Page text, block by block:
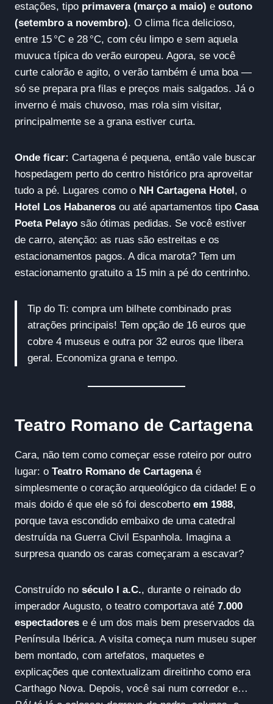
estações, tipo primavera (março a maio) e outono
(setembro a novembro). O clima fica delicioso,
entre 15 °C e 28 °C, com céu limpo e sem aquela
muvuca típica do verão europeu. Agora, se você
curte calorão e agito, o verão também é uma boa —
só se prepara pra filas e preços mais salgados. Já o
inverno é mais chuvoso, mas rola sim visitar,
principalmente se a grana estiver curta.
Onde ficar: Cartagena é pequena, então vale buscar
hospedagem perto do centro histórico pra aproveitar
tudo a pé. Lugares como o NH Cartagena Hotel, o
Hotel Los Habaneros ou até apartamentos tipo Casa
Poeta Pelayo são ótimas pedidas. Se você estiver
de carro, atenção: as ruas são estreitas e os
estacionamentos pagos. A dica marota? Tem um
estacionamento gratuito a 15 min a pé do centrinho.
Tip do Ti: compra um bilhete combinado pras
atrações principais! Tem opção de 16 euros que
cobre 4 museus e outra por 32 euros que libera
geral. Economiza grana e tempo.
Teatro Romano de Cartagena
Cara, não tem como começar esse roteiro por outro
lugar: o Teatro Romano de Cartagenaé
simplesmente o coração arqueológico da cidade! E o
mais doido é que ele só foi descoberto em 1988,
porque tava escondido embaixo de uma catedral
destruída na Guerra Civil Espanhola. Imagina a
surpresa quando os caras começaram a escavar?
Construído no século I a.C., durante o reinado do
imperador Augusto, o teatro comportava até 7.000
espectadores e é um dos mais bem preservados da
Península Ibérica. A visita começa num museu super
bem montado, com artefatos, maquetes e
explicações que contextualizam direitinho como era
Carthago Nova. Depois, você sai num corredor e…